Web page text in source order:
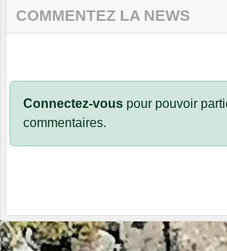
COMMENTEZ LA NEWS
Connectez-vous pour pouvoir
commentaires.